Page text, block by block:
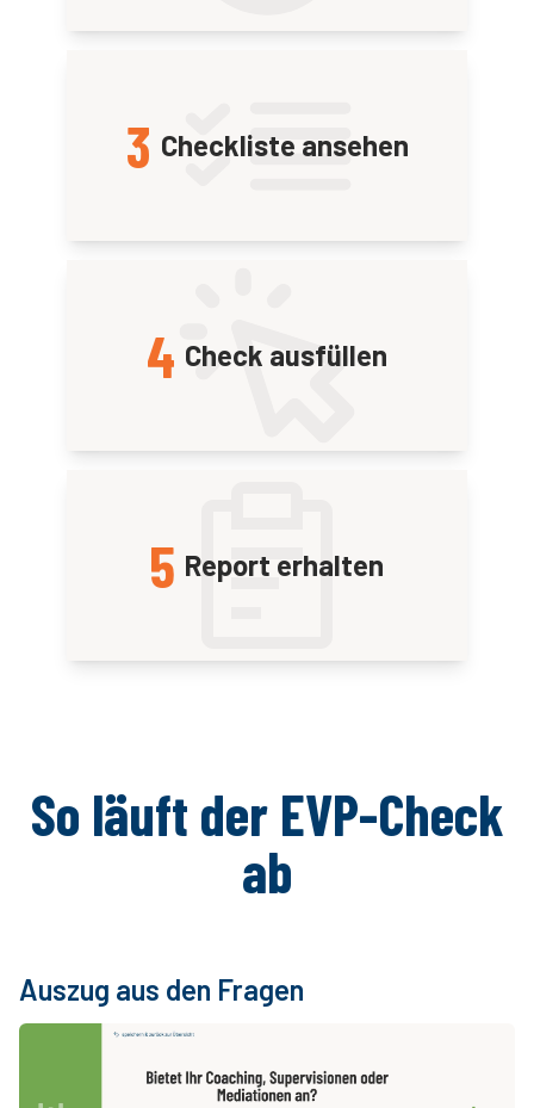
3 Checkliste ansehen
4 Check ausfüllen
5 Report erhalten
So läuft der EVP-Check
ab
Auszug aus den Fragen